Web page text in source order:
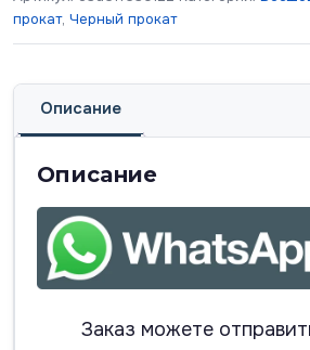
прокат, Черный прокат
Описание
Описание
Заказ можете